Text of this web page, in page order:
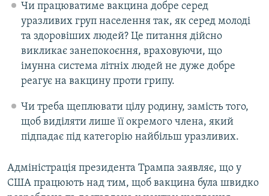
Чи працюватиме вакцина добре серед
уразливих груп населення так, як серед молоді
та здоровіших людей? Це питання дійсно
викликає занепокоєння, враховуючи, що
імунна система літніх людей не дуже добре
реагує на вакцину проти грипу.
Чи треба щеплювати цілу родину, замість того,
щоб виділяти лише її окремого члена, який
підпадає під категорію найбільш уразливих.
Адміністрація президента Трампа заявляє, що у
США працюють над тим, щоб вакцина була швидко